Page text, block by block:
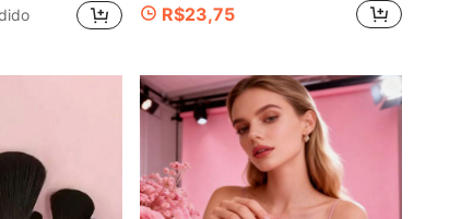
R$23,75